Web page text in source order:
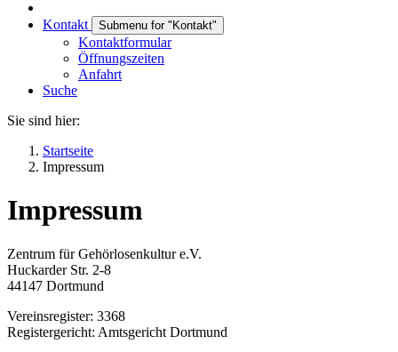
Kontakt Submenu for "Kontakt"
Kontaktformular
Öffnungszeiten
Anfahrt
Suche
Sie sind hier:
Startseite
Impressum
Impressum
Zentrum für Gehörlosenkultur e.V.
Huckarder Str. 2-8
44147 Dortmund
Vereinsregister: 3368
Registergericht: Amtsgericht Dortmund